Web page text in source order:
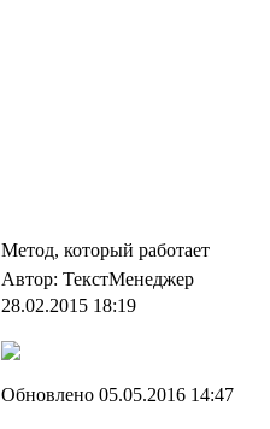
Метод, который работает
Автор: ТекстМенеджер
28.02.2015 18:19
Обновлено 05.05.2016 14:47